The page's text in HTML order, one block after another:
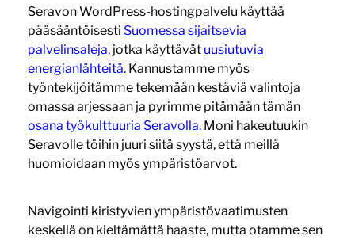
Seravon WordPress-hostingpalvelu käyttää
pääsääntöisesti Suomessa sijaitsevia
palvelinsaleja,jotka käyttävät uusiutuvia
energianlähteitä.Kannustamme myös
työntekijöitämme tekemään kestäviä valintoja
omassa arjessaan ja pyrimme pitämään tämän
osana työkulttuuria Seravolla.Moni hakeutuukin
Seravolle töihin juuri siitä syystä, että meillä
huomioidaan myös ympäristöarvot.
Navigointi kiristyvien ympäristövaatimusten
keskellä on kieltämättä haaste, mutta otamme sen